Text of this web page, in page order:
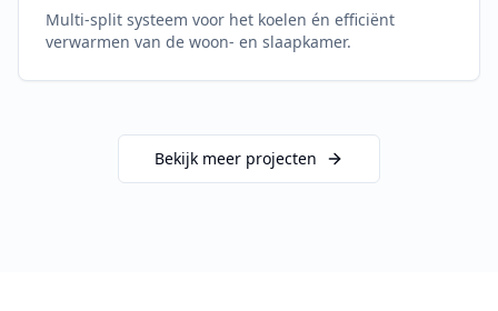
Multi-split systeem voor het koelen én efficiënt
verwarmen van de woon- en slaapkamer.
Bekijk meer projecten